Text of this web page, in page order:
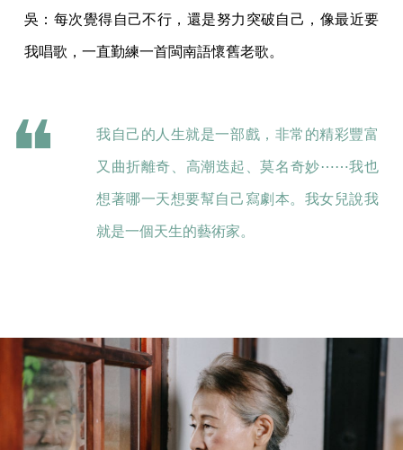
吳：每次覺得自己不行，還是努力突破自己，像最近要
我唱歌，一直勤練一首閩南語懷舊老歌。
我自己的人生就是一部戲，非常的精彩豐富
又曲折離奇、高潮迭起、莫名奇妙⋯⋯我也
想著哪一天想要幫自己寫劇本。我女兒說我
就是一個天生的藝術家。